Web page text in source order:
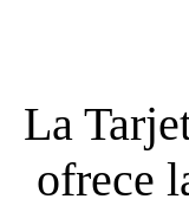
La
ofrece